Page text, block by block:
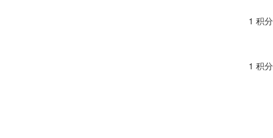
1 积分
1 积分